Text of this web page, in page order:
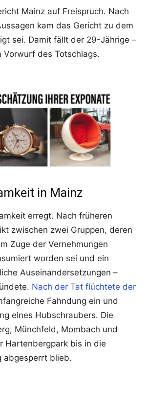
Mainz auf Freispruch. Nach
kam das Gericht zu dem
sei. Damit fällt der 29-Jährige –
des Totschlags.
in Mainz
erregt. Nach früheren
zwischen zwei Gruppen, deren
Zuge der Vernehmungen
worden sei und ein
Auseinandersetzungen –
Nach der Tat flüchtete der
Fahndung ein und
eines Hubschraubers. Die
Münchfeld, Mombach und
Hartenbergpark bis in die
abgesperrt blieb.